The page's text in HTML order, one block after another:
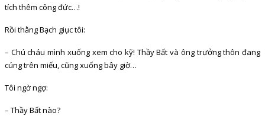
tích thêm công đức…!
Rồi thằng Bạch giục tôi:
– Chú cháu mình xuống xem cho kỹ! Thầy Bất và ông trưởng thôn đang
cúng trên miếu, cũng xuống bây giờ…
Tôi ngờ ngợ:
– Thầy Bất nào?